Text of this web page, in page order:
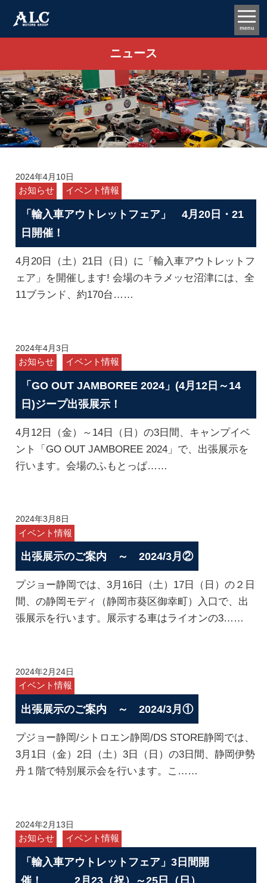
menu
ニュース
2024年4月10日
お知らせ
イベント情報
「輸入車アウトレットフェア」 4月20日・21
日開催！
4月20日（土）21日（日）に「輸入車アウトレットフ
ェア」を開催します! 会場のキラメッセ沼津には、全
11ブランド、約170台……
2024年4月3日
お知らせ
イベント情報
「GO OUT JAMBOREE 2024」(4月12日～14
日)ジープ出張展示！
4月12日（金）～14日（日）の3日間、キャンプイベ
ント「GO OUT JAMBOREE 2024」で、出張展示を
行います。会場のふもとっぱ……
2024年3月8日
イベント情報
出張展示のご案内 ～ 2024/3月②
プジョー静岡では、3月16日（土）17日（日）の２日
間、の静岡モディ（静岡市葵区御幸町）入口で、出
張展示を行います。展示する車はライオンの3……
2024年2月24日
イベント情報
出張展示のご案内 ～ 2024/3月①
プジョー静岡/シトロエン静岡/DS STORE静岡では、
3月1日（金）2日（土）3日（日）の3日間、静岡伊勢
丹１階で特別展示会を行います。こ……
2024年2月13日
お知らせ
イベント情報
「輸入車アウトレットフェア」3日間開
催！ 2月23（祝）～25日（日）